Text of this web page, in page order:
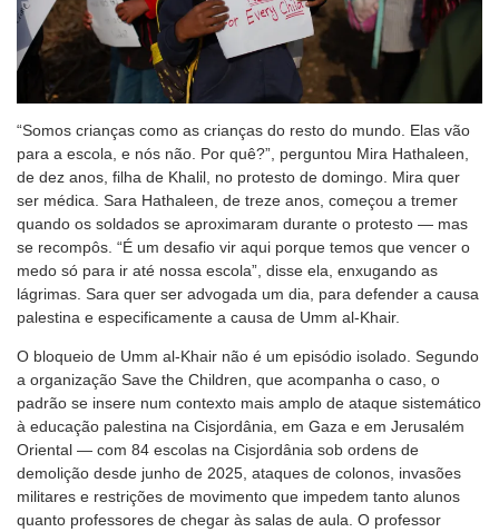
“Somos crianças como as crianças do resto do mundo. Elas vão
para a escola, e nós não. Por quê?”, perguntou Mira Hathaleen,
de dez anos, filha de Khalil, no protesto de domingo. Mira quer
ser médica. Sara Hathaleen, de treze anos, começou a tremer
quando os soldados se aproximaram durante o protesto — mas
se recompôs. “É um desafio vir aqui porque temos que vencer o
medo só para ir até nossa escola”, disse ela, enxugando as
lágrimas. Sara quer ser advogada um dia, para defender a causa
palestina e especificamente a causa de Umm al-Khair.
O bloqueio de Umm al-Khair não é um episódio isolado. Segundo
a organização Save the Children, que acompanha o caso, o
padrão se insere num contexto mais amplo de ataque sistemático
à educação palestina na Cisjordânia, em Gaza e em Jerusalém
Oriental — com 84 escolas na Cisjordânia sob ordens de
demolição desde junho de 2025, ataques de colonos, invasões
militares e restrições de movimento que impedem tanto alunos
quanto professores de chegar às salas de aula. O professor